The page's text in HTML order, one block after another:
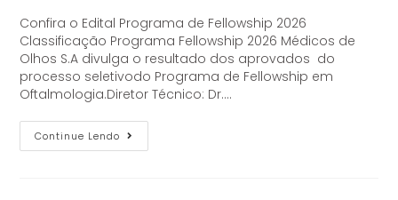
Confira o Edital Programa de Fellowship 2026
Classificação Programa Fellowship 2026 Médicos de
Olhos S.A divulga o resultado dos aprovados do
processo seletivodo Programa de Fellowship em
Oftalmologia.Diretor Técnico: Dr.…
Continue Lendo